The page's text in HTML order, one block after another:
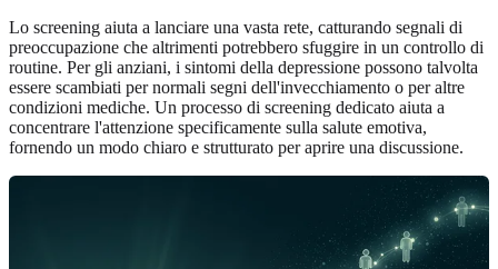
Lo screening aiuta a lanciare una vasta rete, catturando segnali di
preoccupazione che altrimenti potrebbero sfuggire in un controllo di
routine. Per gli anziani, i sintomi della depressione possono talvolta
essere scambiati per normali segni dell'invecchiamento o per altre
condizioni mediche. Un processo di screening dedicato aiuta a
concentrare l'attenzione specificamente sulla salute emotiva,
fornendo un modo chiaro e strutturato per aprire una discussione.